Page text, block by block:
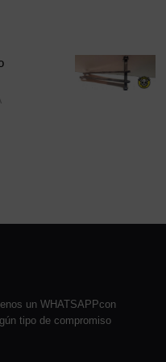
un WHATSAPPcon
tipo de compromiso